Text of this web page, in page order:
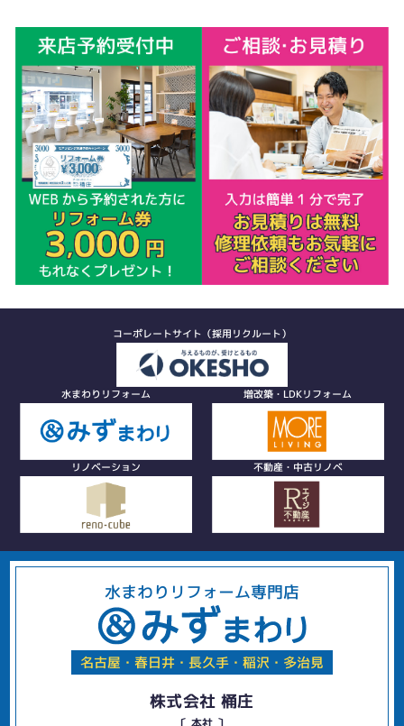
コーポレートサイト（採用リクルート）
水まわりリフォーム 増改築・LDKリフォーム
リノベーション 不動産・中古リノベ
水まわりリフォーム専門店
名古屋・春日井・長久手・稲沢・多治見
株式会社 桶庄
〔 本社 〕